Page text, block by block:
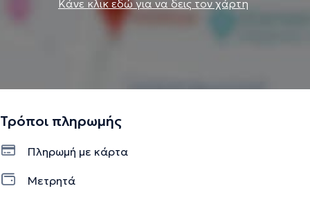
Κάνε κλικ εδώ για να δεις τον χάρτη
Τρόποι πληρωμής
Πληρωμή με κάρτα
Μετρητά